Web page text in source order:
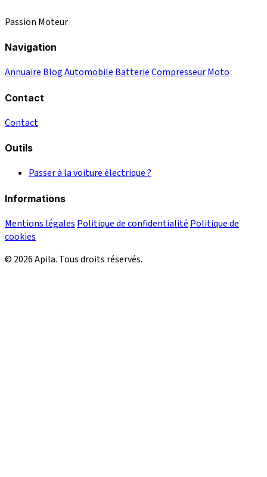
Passion Moteur
Navigation
Annuaire BlogAutomobile BatterieCompresseurMoto
Contact
Contact
Outils
Passer à la voiture électrique ?
Informations
Mentions légales Politique de confidentialité Politique de
cookies
© 2026 Apila. Tous droits réservés.